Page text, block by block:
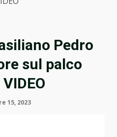
Pedro
sul palco
15, 2023